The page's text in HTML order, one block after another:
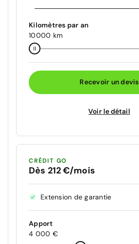
Kilomètres par an
10000 km
Recevoir un devis
Voir le détail
CRÉDIT GO
Dès 212 €/mois
Extension de garantie
Apport
4 000 €